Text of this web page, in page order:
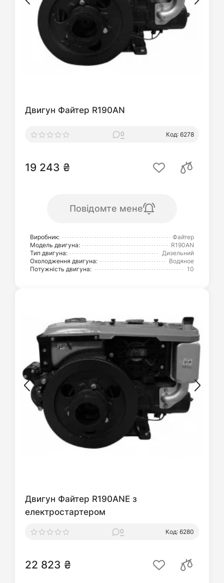
Двигун Файтер R190AN
0 Код: 6278
19 243 ₴
Повідомте мене
Виробник:
Файтер
Модель двигуна:
R190AN
Тип двигуна:
Дизельний
Охолодження двигуна:
Водяное
Потужність двигуна:
10
Двигун Файтер R190ANE з
електростартером
0 Код: 6280
22 823 ₴